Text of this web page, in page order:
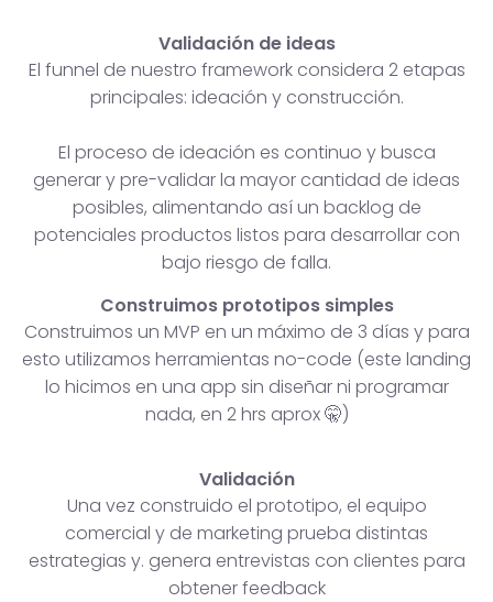
Validación de ideas
El funnel de nuestro framework considera 2 etapas
principales: ideación y construcción.
El proceso de ideación es continuo y busca
generar y pre-validar la mayor cantidad de ideas
posibles, alimentando así un backlog de
potenciales productos listos para desarrollar con
bajo riesgo de falla.
Construimos prototipos simples
Construimos un MVP en un máximo de 3 días y para
esto utilizamos herramientas no-code (este landing
lo hicimos en una app sin diseñar ni programar
nada, en 2 hrs aprox 🤫)
Validación
Una vez construido el prototipo, el equipo
comercial y de marketing prueba distintas
estrategias y. genera entrevistas con clientes para
obtener feedback